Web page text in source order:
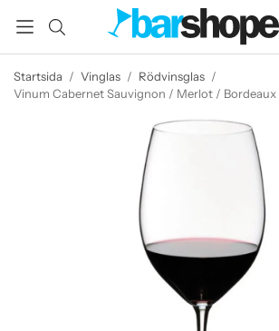
Startsida / Vinglas / Rödvinsglas /
Vinum Cabernet Sauvignon / Merlot / Bordeaux